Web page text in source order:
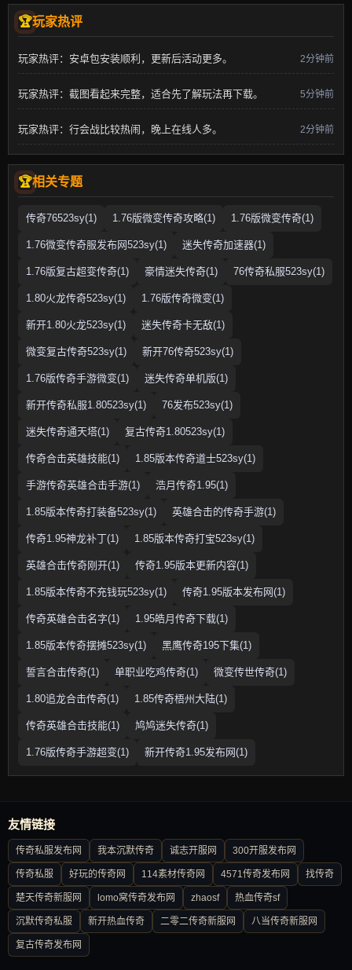
玩家热评
玩家热评：安卓包安装顺利，更新后活动更多。 2分钟前
玩家热评：截图看起来完整，适合先了解玩法再下载。 5分钟前
玩家热评：行会战比较热闹，晚上在线人多。 2分钟前
相关专题
传奇76523sy(1) 1.76版微变传奇攻略(1) 1.76版微变传奇(1)
1.76微变传奇服发布网523sy(1) 迷失传奇加速器(1)
1.76版复古超变传奇(1) 豪情迷失传奇(1) 76传奇私服523sy(1)
1.80火龙传奇523sy(1) 1.76版传奇微变(1)
新开1.80火龙523sy(1) 迷失传奇卡无敌(1)
微变复古传奇523sy(1) 新开76传奇523sy(1)
1.76版传奇手游微变(1) 迷失传奇单机版(1)
新开传奇私服1.80523sy(1) 76发布523sy(1)
迷失传奇通天塔(1) 复古传奇1.80523sy(1)
传奇合击英雄技能(1) 1.85版本传奇道士523sy(1)
手游传奇英雄合击手游(1) 浩月传奇1.95(1)
1.85版本传奇打装备523sy(1) 英雄合击的传奇手游(1)
传奇1.95神龙补丁(1) 1.85版本传奇打宝523sy(1)
英雄合击传奇刚开(1) 传奇1.95版本更新内容(1)
1.85版本传奇不充钱玩523sy(1) 传奇1.95版本发布网(1)
传奇英雄合击名字(1) 1.95皓月传奇下载(1)
1.85版本传奇摆摊523sy(1) 黑鹰传奇195下集(1)
誓言合击传奇(1) 单职业吃鸡传奇(1) 微变传世传奇(1)
1.80追龙合击传奇(1) 1.85传奇梧州大陆(1)
传奇英雄合击技能(1) 鸠鸠迷失传奇(1)
1.76版传奇手游超变(1) 新开传奇1.95发布网(1)
友情链接
传奇私服发布网 我本沉默传奇 诚志开服网 300开服发布网
传奇私服 好玩的传奇网 114素材传奇网 4571传奇发布网 找传奇
楚天传奇新服网 lomo窝传奇发布网 zhaosf 热血传奇sf
沉默传奇私服 新开热血传奇 二零二传奇新服网 八当传奇新服网
复古传奇发布网